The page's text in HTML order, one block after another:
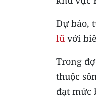
Dự báo,
lũ với
Trong
thuộc
đạt mức